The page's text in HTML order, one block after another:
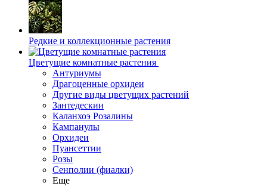
Редкие и коллекционные растения
Цветущие комнатные растения
Антуриумы
Драгоценные орхидеи
Другие виды цветущих растений
Зантедескии
Каланхоэ Розалины
Кампанулы
Орхидеи
Пуансеттии
Розы
Сенполии (фиалки)
Еще